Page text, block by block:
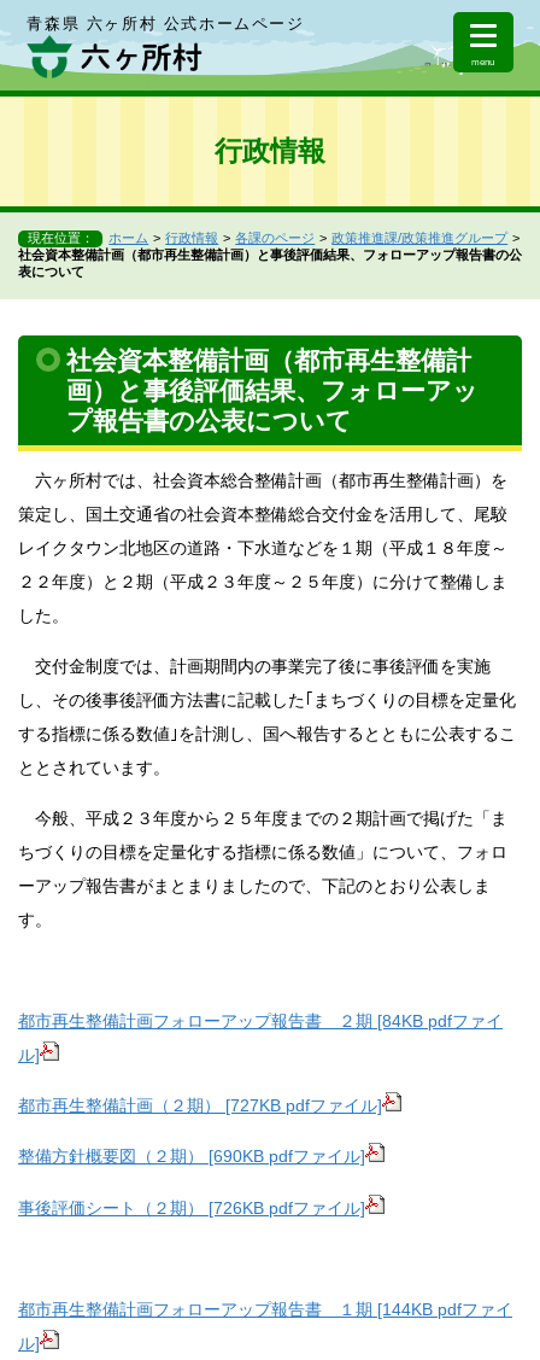
青森県 六ヶ所村 公式ホームページ
menu
行政情報
現在位置： ホーム 行政情報 各課のページ
政策推進課/政策推進グループ
社会資本整備計画（都市再生整備計画）と事後評価結果、フォローアップ報告書の公
表について
社会資本整備計画（都市再生整備計
画）と事後評価結果、フォローアッ
プ報告書の公表について
六ヶ所村では、社会資本総合整備計画（都市再生整備計画）を
策定し、国土交通省の社会資本整備総合交付金を活用して、尾駮
レイクタウン北地区の道路・下水道などを１期（平成１８年度～
２２年度）と２期（平成２３年度～２５年度）に分けて整備しま
した。
交付金制度では、計画期間内の事業完了後に事後評価を実施
し、その後事後評価方法書に記載した｢まちづくりの目標を定量化
する指標に係る数値｣を計測し、国へ報告するとともに公表するこ
ととされています。
今般、平成２３年度から２５年度までの２期計画で掲げた「ま
ちづくりの目標を定量化する指標に係る数値」について、フォロ
ーアップ報告書がまとまりましたので、下記のとおり公表しま
す。
都市再生整備計画フォローアップ報告書 ２期 [84KB pdfファイ
ル]
都市再生整備計画（２期） [727KB pdfファイル]
整備方針概要図（２期） [690KB pdfファイル]
事後評価シート（２期） [726KB pdfファイル]
都市再生整備計画フォローアップ報告書 １期 [144KB pdfファイ
ル]